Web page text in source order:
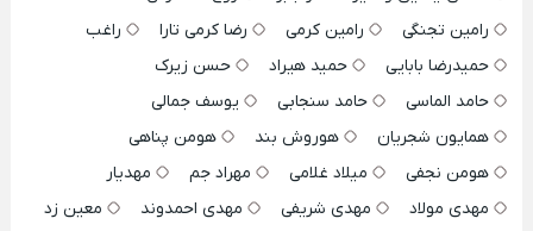
رامین تجنگی
رامین کرمی رضا کرمی تارا
راغب
حمیدرضا بابایی
حمید هیراد
حسن زیرک
حامد الماسی
حامد سنجابی
یوسف جمالی
همایون شجریان
هوروش بند
هومن پناهی
هومن نجفی
میلاد غلامی مهراد جم
مهدیار
مهدی مولاد
مهدی شریفی مهدی احمدوند
معین زد